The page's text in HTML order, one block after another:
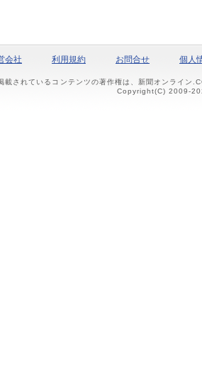
会社 利用規約 お問合せ 個人
載されているコンテンツの著作権は、新聞オンライン
Copyright(C) 2009-